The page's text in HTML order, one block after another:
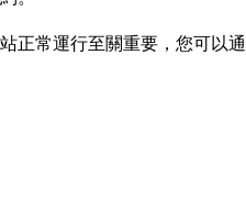
正常運行至關重要，您可